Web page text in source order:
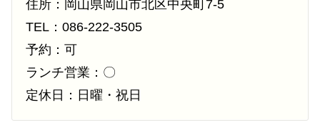
住所：岡山県岡山市北区中央町7-5
TEL：086-222-3505
予約：可
ランチ営業：〇
定休日：日曜・祝日